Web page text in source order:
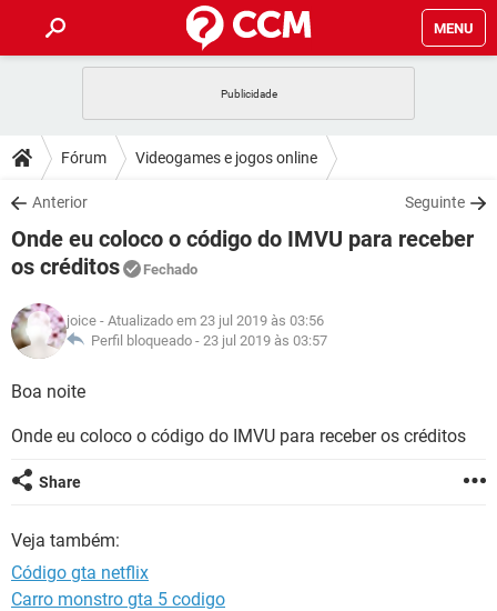
MENU
CELULAR FACEBOOK
OUTLOOK
INSTAGRAM GMAIL
GUIA DE COMPRAS
DICAS
JOGOS WHATSAPP
OUTLOOK
GUIA DE COMPRAS
DOWNLOADS
JOGOS WHATSAPP
CELULAR
OUTLOOK EXCEL
INSTAGRAM
GUIA DE COMPRAS
FÓRUM
CELULAR FACEBOOK
GLOSSÁRIO
JOGOS
CELULAR
OUTLOOK EXCEL
INSTAGRAM
Fórum Videogames e jogos online
Anterior Seguinte
Onde eu coloco o código do IMVU para receber
os créditos
Fechado
joice - Atualizado em 23 jul 2019 às 03:56
Perfil bloqueado - 23 jul 2019 às 03:57
Boa noite
Onde eu coloco o código do IMVU para receber os créditos
Share
Veja também:
Código gta netflix
Carro monstro gta 5 codigo